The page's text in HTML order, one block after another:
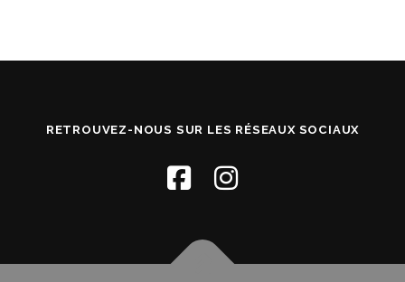
RETROUVEZ-NOUS SUR LES RÉSEAUX SOCIAUX